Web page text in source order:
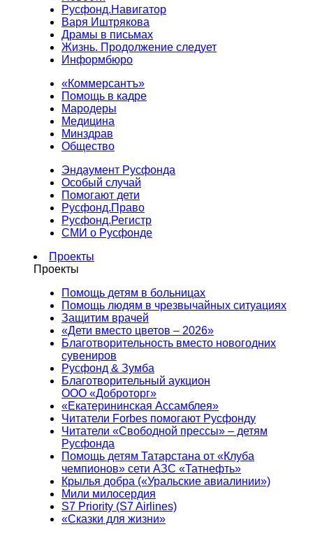
Русфонд.Навигатор
Варя Иштрякова
Драмы в письмах
Жизнь. Продолжение следует
Информбюро
«Коммерсантъ»
Помощь в кадре
Мародеры
Медицина
Минздрав
Общество
Эндаумент Русфонда
Особый случай
Помогают дети
Русфонд.Право
Русфонд.Регистр
СМИ о Русфонде
Проекты
Проекты
Помощь детям в больницах
Помощь людям в чрезвычайных ситуациях
Защитим врачей
«Дети вместо цветов – 2026»
Благотворительность вместо новогодних
сувениров
Русфонд & Зумба
Благотворительный аукцион
ООО «Доброторг»
«Екатерининская Ассамблея»
Читатели Forbes помогают Русфонду
Читатели «Свободной прессы» – детям
Русфонда
Помощь детям Татарстана от «Клуба
чемпионов» сети АЗС «Татнефть»
Крылья добра («Уральские авиалинии»)
Мили милосердия
S7 Priority (S7 Airlines)
«Сказки для жизни»